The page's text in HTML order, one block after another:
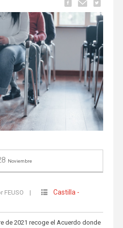
Noviembre
FEUSO |
Castilla -
de 2021 recoge el Acuerdo donde